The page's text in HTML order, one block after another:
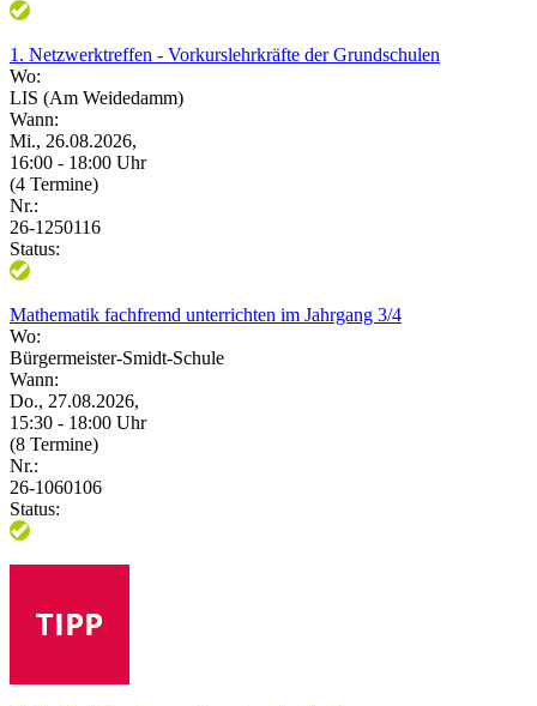
1. Netzwerktreffen - Vorkurslehrkräfte der Grundschulen
Wo:
LIS (Am Weidedamm)
Wann:
Mi., 26.08.2026,
16:00 - 18:00 Uhr
(4 Termine)
Nr.:
26-1250116
Status:
Mathematik fachfremd unterrichten im Jahrgang 3/4
Wo:
Bürgermeister-Smidt-Schule
Wann:
Do., 27.08.2026,
15:30 - 18:00 Uhr
(8 Termine)
Nr.:
26-1060106
Status: